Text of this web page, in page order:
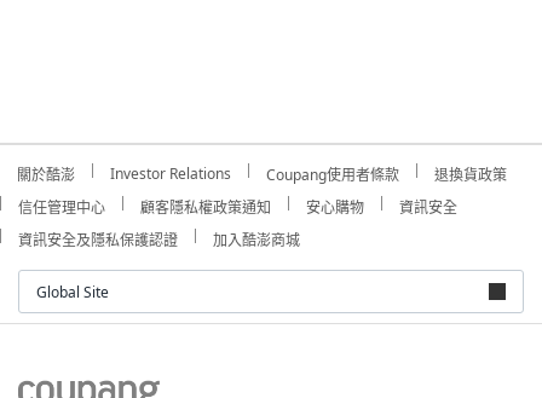
關於酷澎 Investor Relations Coupang使用者條款
退換貨政策
信任管理中心
顧客隱私權政策通知 安心購物
資訊安全
資訊安全及隱私保護認證
加入酷澎商城
Global Site